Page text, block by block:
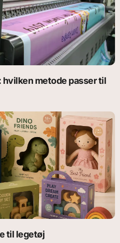
metode passer til
til legetøj